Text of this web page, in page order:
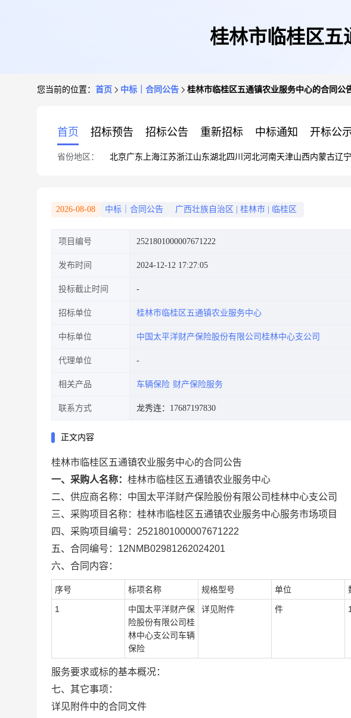
桂林市临桂区五
您当前的位置： 首页 中标｜合同公告 桂林市临桂区五通镇农业服务中心的合同公
首页 招标预告 招标公告 重新招标 中标通知 开标公
省份地区： 北京广东 上海江苏浙江山东湖北四川 河北河南天津山西内蒙古辽宁
2026-08-08 中标｜合同公告 广西壮族自治区 桂林市 临桂区
项目编号 2521801000007671222
发布时间 2024-12-12 17:27:05
投标截止时间
招标单位 桂林市临桂区五通镇农业服务中心
中标单位 中国太平洋财产保险股份有限公司桂林中心支公司
代理单位
相关产品 车辆保险 财产保险服务
联系方式 龙秀连：17687197830
正文内容
桂林市临桂区五通镇农业服务中心的合同公告
一、采购人名称： 桂林市临桂区五通镇农业服务中心
二、供应商名称： 中国太平洋财产保险股份有限公司桂林中心支公司
三、采购项目名称： 桂林市临桂区五通镇农业服务中心服务市场项目
四、采购项目编号： 2521801000007671222
五、合同编号： 12NMB02981262024201
六、合同内容：
序号 标项名称 规格型号 单位
1
中国太平洋财产保
险股份有限公司桂
林中心支公司车辆
保险
详见附件 件
服务要求或标的基本概况：
七、其它事项：
详见附件中的合同文件